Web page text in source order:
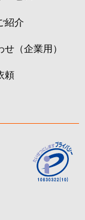
紹介
（企業用）
頼